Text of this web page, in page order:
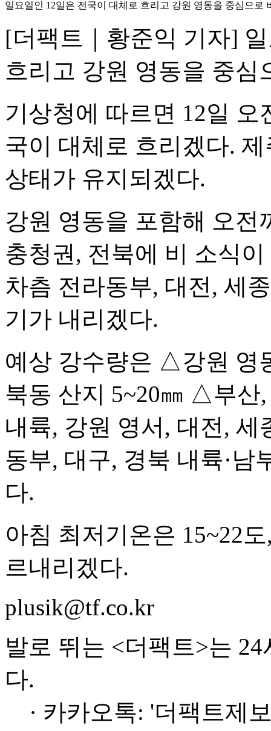
일요일인 12일은 전국이 대체로 흐리고 강원 영동을 중심으로
[더팩트｜황준익 기자]
흐리고 강원 영동을 중심
기상청에 따르면 12일
국이 대체로 흐리겠다.
상태가 유지되겠다.
강원 영동을 포함해 오전
충청권, 전북에 비 소식
차츰 전라동부, 대전, 세
기가 내리겠다.
예상 강수량은 △강원 영
북동 산지 5~20㎜ △부산
내륙, 강원 영서, 대전,
동부, 대구, 경북 내륙·남
다.
아침 최저기온은 15~22
르내리겠다.
plusik@tf.co.kr
발로 뛰는 <더팩트>는
다.
· 카카오톡: '더팩트제